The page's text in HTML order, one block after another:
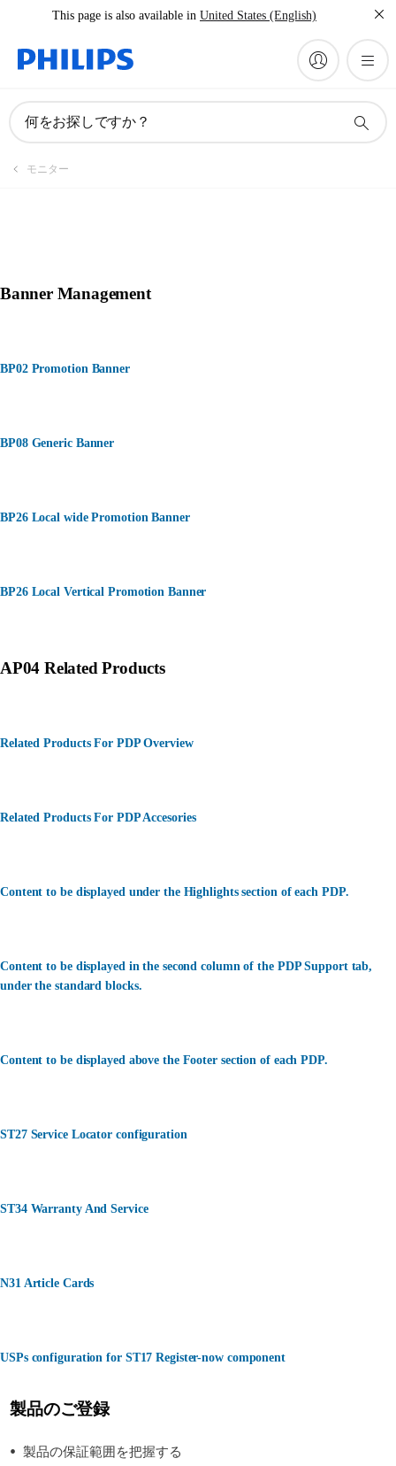
This page is also available in United States (English)
何をお探しですか？
モニター
Banner Management
BP02 Promotion Banner
BP08 Generic Banner
BP26 Local wide Promotion Banner
BP26 Local Vertical Promotion Banner
AP04 Related Products
Related Products For PDP Overview
Related Products For PDP Accesories
Content to be displayed under the Highlights section of each PDP.
Content to be displayed in the second column of the PDP Support tab,
under the standard blocks.
Content to be displayed above the Footer section of each PDP.
ST27 Service Locator configuration
ST34 Warranty And Service
N31 Article Cards
USPs configuration for ST17 Register-now component
製品のご登録
製品の保証範囲を把握する